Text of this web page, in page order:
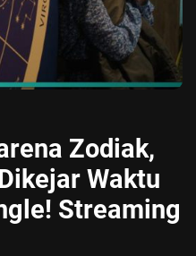
Hari Ini...
Grand Prix...
Hyundai Cup 2026...
Zodiak,
Waktu
Streaming